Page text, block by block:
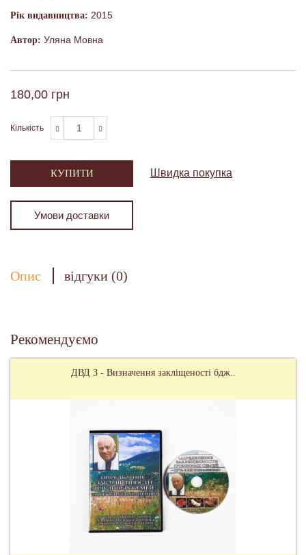
Рік видавництва: 2015
Автор: Уляна Мовна
180,00 грн
Кількість
КУПИТИ Швидка покупка
Умови доставки
Опис відгуки (0)
Рекомендуємо
ДВД 3 - Визначення закліщеності бдж..